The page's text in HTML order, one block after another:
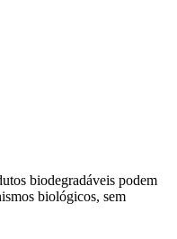
biodegradáveis podem
biológicos, sem